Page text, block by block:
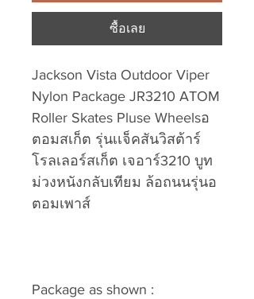
ซื้อเลย
Jackson Vista Outdoor Viper
Nylon Package JR3210 ATOM
Roller Skates Pluse Wheelsอ
ตอมสเก็ต รุ่นเเจ็คสันวิสต้าร์
โรลเลอร์สเก็ต เจอาร์3210 บูท
ม่วงหนังกลับเทียม ล้อถนนรุ่นอ
ตอมเพาส์
Package as shown :